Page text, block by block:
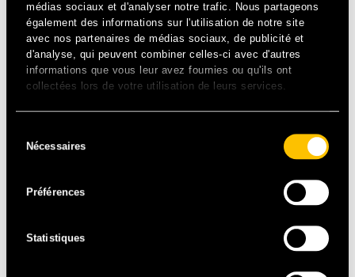
médias sociaux et d'analyser notre trafic. Nous partageons
également des informations sur l'utilisation de notre site
avec nos partenaires de médias sociaux, de publicité et
d'analyse, qui peuvent combiner celles-ci avec d'autres
informations que vous leur avez fournies ou qu'ils ont
collectées lors de votre utilisation de leurs services.
duNécessaires
Préférences
Statistiques
R&B – USA
spectaculaire du jeune prodige, désormais détenteur de
deux Grammy Awards ! À la croisé des genres, son esprit
hip-hop américain : de Kendrick Lamar à Snoop Dog…
autant de collaborations aussi éclectiques que jouissives.
Véritable bête de scène, sa joie est communicative et son
groove ravageur : il va faire très chaud avec Anderson